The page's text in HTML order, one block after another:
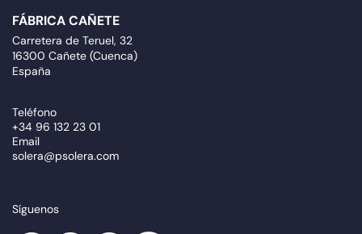
FÁBRICA CAÑETE
Carretera de Teruel, 32
16300 Cañete (Cuenca)
España
Teléfono
+34 96 132 23 01
Email
solera@psolera.com
Síguenos